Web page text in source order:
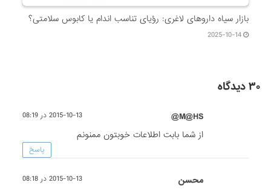
بازار سیاه داروهای لاغری: رؤیای تناسب اندام یا کابوس سلامتی؟
2025-10-14
۳۰ دیدگاه
M@HS@ 2015-10-13 در 08:19
از شما بابت اطلاعات خوبتون ممنونم
پاسخ
محسن 2015-10-13 در 08:18